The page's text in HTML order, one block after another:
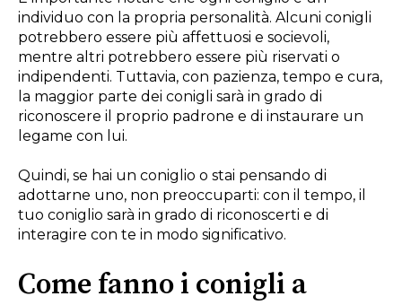
individuo con la propria personalità. Alcuni conigli
potrebbero essere più affettuosi e socievoli,
mentre altri potrebbero essere più riservati o
indipendenti. Tuttavia, con pazienza, tempo e cura,
la maggior parte dei conigli sarà in grado di
riconoscere il proprio padrone e di instaurare un
legame con lui.
Quindi, se hai un coniglio o stai pensando di
adottarne uno, non preoccuparti: con il tempo, il
tuo coniglio sarà in grado di riconoscerti e di
interagire con te in modo significativo.
Come fanno i conigli a